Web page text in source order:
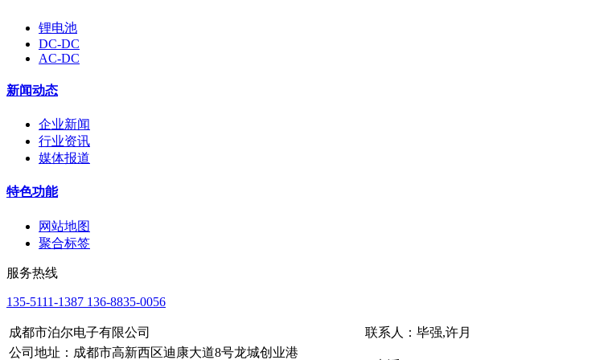
锂电池
DC-DC
AC-DC
新闻动态
企业新闻
行业资讯
媒体报道
特色功能
网站地图
聚合标签
服务热线
135-5111-1387 136-8835-0056
成都市泊尔电子有限公司 联系人：毕强,许月
公司地址：成都市高新西区迪康大道8号龙城创业港